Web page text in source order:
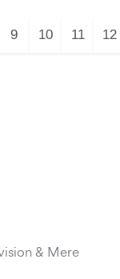
9 10 11 12
& Mere